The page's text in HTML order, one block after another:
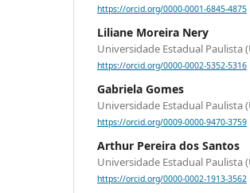
https://orcid.org/0000-0001-6845-4875
Liliane Moreira Nery
Universidade Estadual Paulista
https://orcid.org/0000-0002-5352-5316
Gabriela Gomes
Universidade Estadual Paulista
https://orcid.org/0009-0000-9470-3759
Arthur Pereira dos Santos
Universidade Estadual Paulista
https://orcid.org/0000-0002-1913-3562